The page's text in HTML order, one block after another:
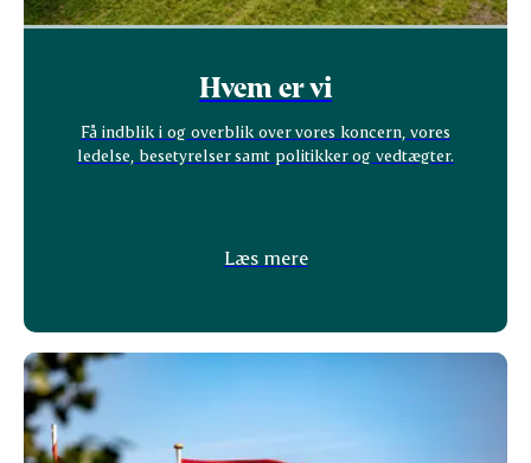
Hvem er vi
Få indblik i og overblik over vores koncern, vores
ledelse, besetyrelser samt politikker og vedtægter.
Læs mere